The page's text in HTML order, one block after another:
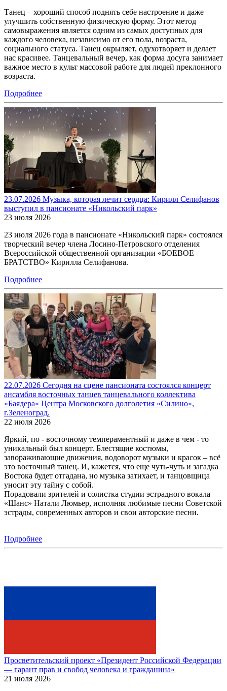
Танец – хороший способ поднять себе настроение и даже
улучшить собственную физическую форму. Этот метод
самовыражения является одним из самых доступных для
каждого человека, независимо от его пола, возраста,
социального статуса. Танец окрыляет, одухотворяет и делает
нас красивее. Танцевальный вечер, как форма досуга занимает
важное место в культ массовой работе для людей преклонного
возраста.
Подробнее
23.07.2026 Музыка, которая лечит сердца: Кирилл Селифанов
выступил в пансионате «Никольский парк»
23 июля 2026
23 июля 2026 года в пансионате «Никольский парк» состоялся
творческий вечер члена Лосино-Петровского отделения
Всероссийской общественной организации «БОЕВОЕ
БРАТСТВО» Кирилла Селифанова.
Подробнее
22.07.2026 Сегодня на сцене пансионата состоялся концерт
ансамбля восточных танцев танцевального коллектива
«Баядера» Центра Московского долголетия «Силино»,
г.Зеленоград.
22 июля 2026
Яркий, по - восточному темпераментный и даже в чем - то
уникальный был концерт. Блестящие костюмы,
завораживающие движения, водоворот музыки и красок – всё
это восточный танец. И, кажется, что еще чуть-чуть и загадка
Востока будет отгадана, но музыка затихает, и танцовщица
уносит эту тайну с собой.
Порадовали зрителей и солистка студии эстрадного вокала
«Шанс» Натали Люмьер, исполняя любимые песни Советской
эстрады, современных авторов и свои авторские песни.
Подробнее
Просветительский проект «Президент Российской Федерации
— гарант прав и свобод человека и гражданина»
21 июля 2026